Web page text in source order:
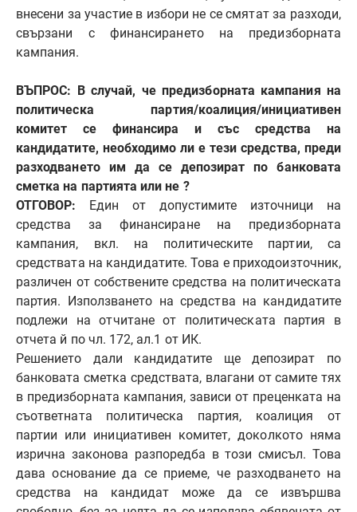
внесени за участие в избори не се смятат за разходи,
свързани с финансирането на предизборната
кампания.
ВЪПРОС: В случай, че предизборната кампания на
политическа партия/коалиция/инициативен
комитет се финансира и със средства на
кандидатите, необходимо ли е тези средства, преди
разходването им да се депозират по банковата
сметка на партията или не ?
ОТГОВОР: Един от допустимите източници на
средства за финансиране на предизборната
кампания, вкл. на политическите партии, са
средствата на кандидатите. Това е приходоизточник,
различен от собствените средства на политическата
партия. Използването на средства на кандидатите
подлежи на отчитане от политическата партия в
отчета й по чл. 172, ал.1 от ИК.
Решението дали кандидатите ще депозират по
банковата сметка средствата, влагани от самите тях
в предизборната кампания, зависи от преценката на
съответната политическа партия, коалиция от
партии или инициативен комитет, доколкото няма
изрична законова разпоредба в този смисъл. Това
дава основание да се приеме, че разходването на
средства на кандидат може да се извършва